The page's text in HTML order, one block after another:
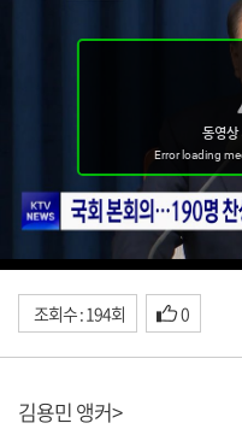
조회수 : 194회 0
김용민 앵커>